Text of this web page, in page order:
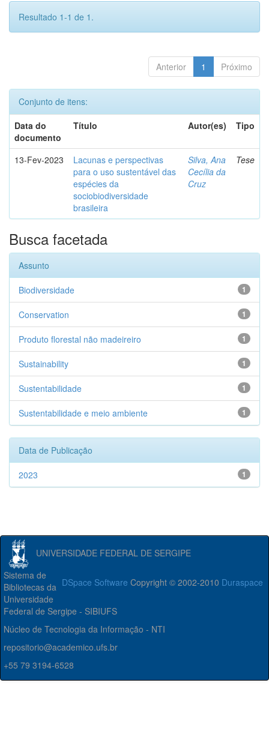
Resultado 1-1 de 1.
Anterior 1 Próximo
Conjunto de itens:
Data do
documento
Título Autor(es) Tipo
13-Fev-2023
Lacunas e perspectivas
para o uso sustentável das
espécies da
sociobiodiversidade
brasileira
Silva, Ana
Cecília da
Cruz
Tese
Busca facetada
Assunto
1
Biodiversidade
1
Conservation
1
Produto florestal não madeireiro
1
Sustainability
1
Sustentabilidade
1
Sustentabilidade e meio ambiente
Data de Publicação
1
2023
UNIVERSIDADE FEDERAL DE SERGIPE
DSpace Software Copyright © 2002-2010 Duraspace
Sistema de
Bibliotecas da
Universidade
Federal de Sergipe - SIBIUFS
Núcleo de Tecnologia da Informação - NTI
repositorio@academico.ufs.br
+55 79 3194-6528